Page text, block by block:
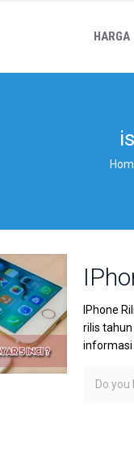
HARGA
IPhone
rilis
informasi
Do you